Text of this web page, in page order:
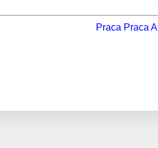
Praca